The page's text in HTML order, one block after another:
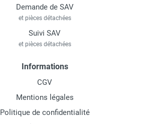
Demande de SAV
et pièces détachées
Suivi SAV
et pièces détachées
Informations
CGV
Mentions légales
Politique de confidentialité